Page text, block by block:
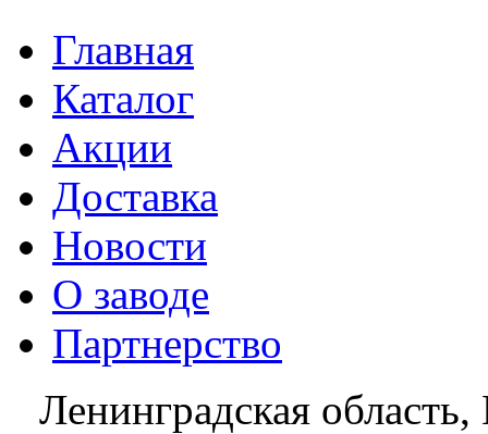
Главная
Каталог
Акции
Доставка
Новости
О заводе
Партнерство
Ленинградская